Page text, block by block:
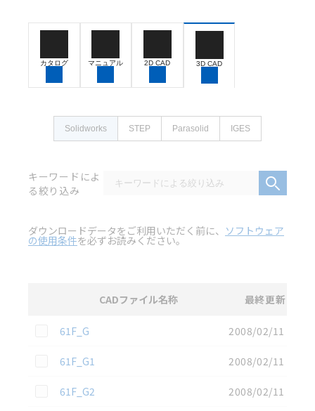
カタログ マニュアル 2D CAD 3D CAD
Solidworks STEP Parasolid IGES
キーワードによ
る絞り込み
ダウンロードデータをご利用いただく前に、 ソフトウェア
の使用条件を必ずお読みください。
CADファイル名称 最終更新
この資料を選択
61F_G
2008/02/11
この資料を選択
61F_G1
2008/02/11
この資料を選択
61F_G2
2008/02/11